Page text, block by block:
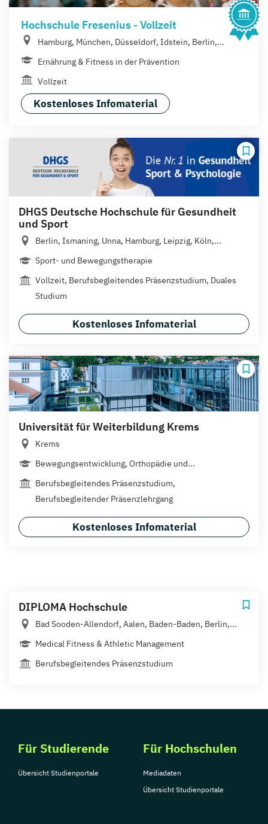
Hochschule Fresenius - Vollzeit
Hamburg, München, Düsseldorf, Idstein, Berlin,...
Ernährung & Fitness in der Prävention
Vollzeit
Kostenloses Infomaterial
DHGS Deutsche Hochschule für Gesundheit
und Sport
Berlin, Ismaning, Unna, Hamburg, Leipzig, Köln,...
Sport- und Bewegungstherapie
Vollzeit, Berufsbegleitendes Präsenzstudium, Duales
Studium
Kostenloses Infomaterial
Universität für Weiterbildung Krems
Krems
Bewegungsentwicklung, Orthopädie und...
Berufsbegleitendes Präsenzstudium,
Berufsbegleitender Präsenzlehrgang
Kostenloses Infomaterial
DIPLOMA Hochschule
Bad Sooden-Allendorf, Aalen, Baden-Baden, Berlin,...
Medical Fitness & Athletic Management
Berufsbegleitendes Präsenzstudium
Für Studierende
Übersicht Studienportale
Für Hochschulen
Mediadaten
Übersicht Studienportale